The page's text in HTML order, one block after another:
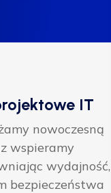
IT
nowoczesną
wspieramy
wydajność,
bezpieczeństwa